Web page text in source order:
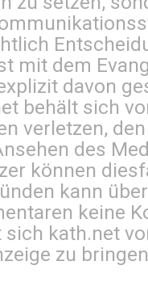
mit dem
davon
behält sich
verletzen,
des
können
kann
keine
sich kath.net
zu